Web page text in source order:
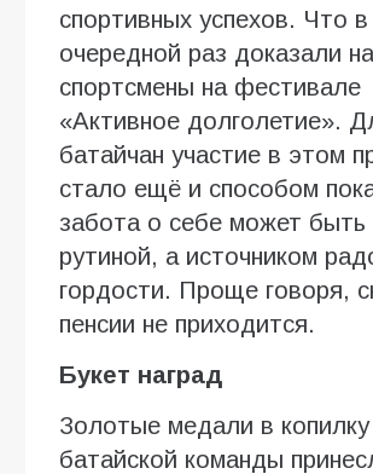
спортивных успехов. Что в
очередной раз доказали
спортсмены на фестивале
«Активное долголетие».
батайчан участие в этом
стало ещё и способом
забота о себе может быть
рутиной, а источником
гордости. Проще говоря,
пенсии не приходится.
Букет наград
Золотые медали в копилку
батайской команды